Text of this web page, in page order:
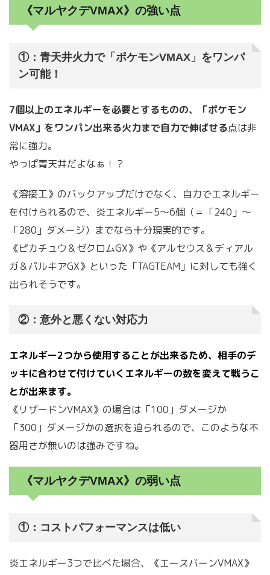
《マルヤクデVMAX》の強い点
①：青天井火力で「ポケモンVMAX」をワンパ
ン可能！
7個以上のエネルギーを必要とするものの、「ポケモン
VMAX」をワンパン出来る火力まで自力で伸ばせる点は非
常に強力。
やっぱ青天井だよなぁ！？
《溶接工》のバックアップだけでなく、自力でエネルギー
を付けられるので、炎エネルギー5～6個（＝「240」～
「280」ダメージ）までなら十分現実的です。
《ピカチュウ＆ゼクロムGX》や《アルセウス＆ディアル
ガ＆パルキアGX》といった「TAGTEAM」に対しても強く
出られそうです。
②：意外と悪くない対応力
エネルギー2つから使用することが出来るため、相手のデ
ッキに合わせて付けていくエネルギーの数を変えて戦うこ
とが出来ます。
《リザードンVMAX》の場合は「100」ダメージか
「300」ダメージかの選択を迫られるので、このような不
器用さが無いのは強みですね。
《マルヤクデVMAX》の弱い点
①：コストパフォーマンスは低い
炎エネルギー3つで比べた場合、《エースバーンVMAX》